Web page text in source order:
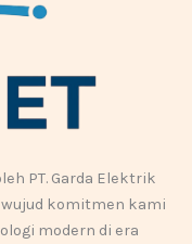
PT. Garda Elektrik
wujud komitmen kami
modern di era